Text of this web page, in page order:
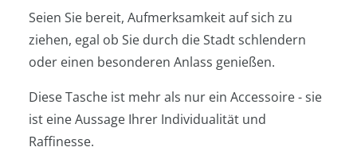
Seien Sie bereit, Aufmerksamkeit auf sich zu
ziehen, egal ob Sie durch die Stadt schlendern
oder einen besonderen Anlass genießen.
Diese Tasche ist mehr als nur ein Accessoire - sie
ist eine Aussage Ihrer Individualität und
Raffinesse.